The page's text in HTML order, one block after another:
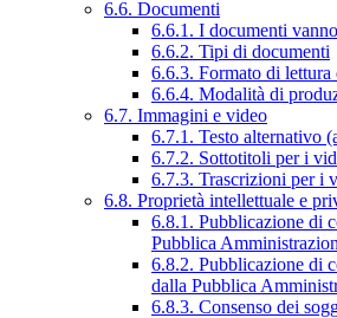
6.6. Documenti
6.6.1. I documenti
6.6.2. Tipi di documenti
6.6.3. Formato di
6.6.4. Modalità di
6.7. Immagini e video
6.7.1. Testo alternativo
6.7.2. Sottotitoli per i
6.7.3. Trascrizioni per i
6.8. Proprietà intellettuale e
6.8.1. Pubblicazione di
Pubblica
6.8.2. Pubblicazione di
dalla Pubblica
6.8.3. Consenso dei